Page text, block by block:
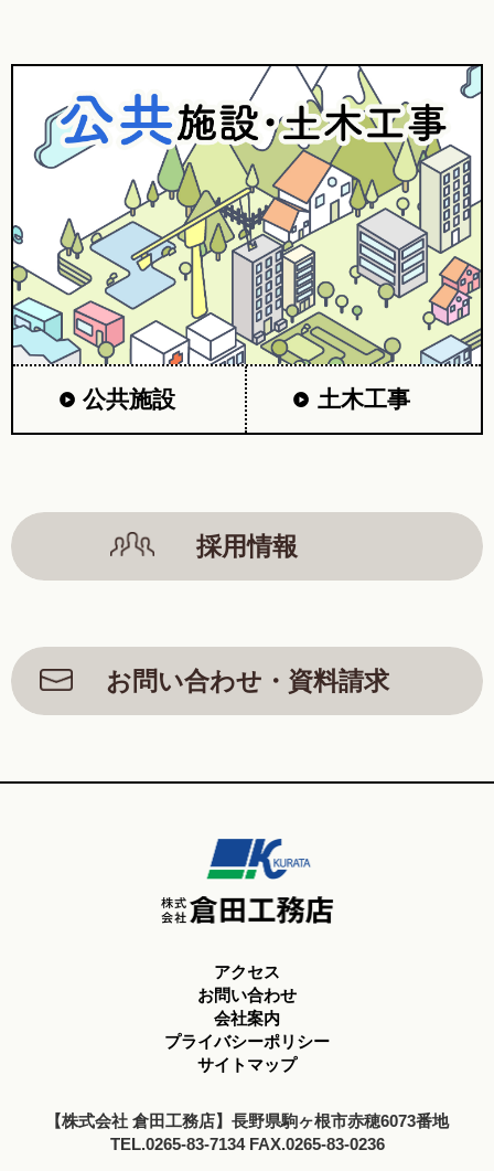
公共施設 土木工事
採用情報
お問い合わせ・資料請求
アクセス
お問い合わせ
会社案内
プライバシーポリシー
サイトマップ
【株式会社 倉田工務店】長野県駒ヶ根市赤穂6073番地
TEL.0265-83-7134 FAX.0265-83-0236